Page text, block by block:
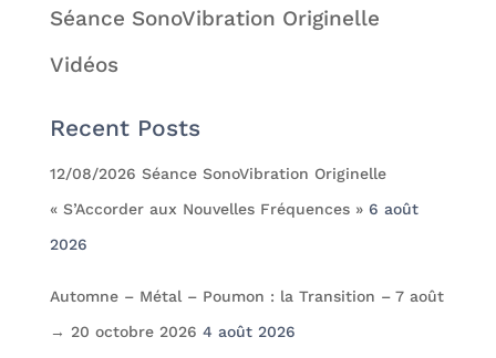
Séance SonoVibration Originelle
Vidéos
Recent Posts
12/08/2026 Séance SonoVibration Originelle
« S’Accorder aux Nouvelles Fréquences » 6 août
2026
Automne – Métal – Poumon : la Transition – 7 août
→ 20 octobre 2026 4 août 2026